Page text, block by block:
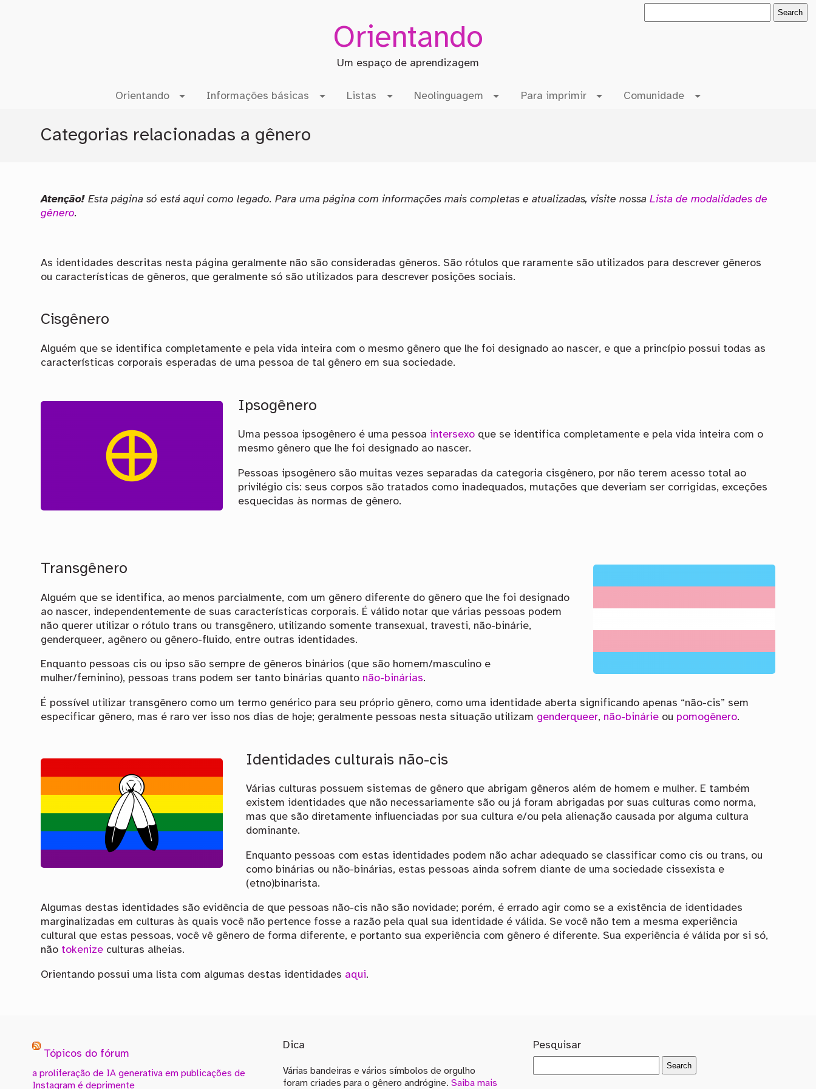
Orientando
Um espaço de aprendizagem
Orientando Informações básicas Listas Neolinguagem Para imprimir Comunidade
Categorias relacionadas a gênero
Atenção!Esta página só está aqui como legado. Para uma página com informações mais completas e atualizadas, visite nossaLista de modalidades de
gênero.
As identidades descritas nesta página geralmente não são consideradas gêneros. São rótulos que raramente são utilizados para descrever gêneros
ou características de gêneros, que geralmente só são utilizados para descrever posições sociais.
Cisgênero
Alguém que se identifica completamente e pela vida inteira com o mesmo gênero que lhe foi designado ao nascer, e que a princípio possui todas as
características corporais esperadas de uma pessoa de tal gênero em sua sociedade.
Ipsogênero
Uma pessoa ipsogênero é uma pessoa intersexo que se identifica completamente e pela vida inteira com o
mesmo gênero que lhe foi designado ao nascer.
Pessoas ipsogênero são muitas vezes separadas da categoria cisgênero, por não terem acesso total ao
privilégio cis: seus corpos são tratados como inadequados, mutações que deveriam ser corrigidas, exceções
esquecidas às normas de gênero.
Transgênero
Alguém que se identifica, ao menos parcialmente, com um gênero diferente do gênero que lhe foi designado
ao nascer, independentemente de suas características corporais. É válido notar que várias pessoas podem
não querer utilizar o rótulo trans ou transgênero, utilizando somente transexual, travesti, não-binárie,
genderqueer, agênero ou gênero-fluido, entre outras identidades.
Enquanto pessoas cis ou ipso são sempre de gêneros binários (que são homem/masculino e
mulher/feminino), pessoas trans podem ser tanto binárias quanto não-binárias.
É possível utilizar transgênero como um termo genérico para seu próprio gênero, como uma identidade aberta significando apenas “não-cis” sem
especificar gênero, mas é raro ver isso nos dias de hoje; geralmente pessoas nesta situação utilizam genderqueer, não-binárie ou pomogênero.
Identidades culturais não-cis
Várias culturas possuem sistemas de gênero que abrigam gêneros além de homem e mulher. E também
existem identidades que não necessariamente são ou já foram abrigadas por suas culturas como norma,
mas que são diretamente influenciadas por sua cultura e/ou pela alienação causada por alguma cultura
dominante.
Enquanto pessoas com estas identidades podem não achar adequado se classificar como cis ou trans, ou
como binárias ou não-binárias, estas pessoas ainda sofrem diante de uma sociedade cissexista e
(etno)binarista.
Algumas destas identidades são evidência de que pessoas não-cis não são novidade; porém, é errado agir como se a existência de identidades
marginalizadas em culturas às quais você não pertence fosse a razão pela qual sua identidade é válida. Se você não tem a mesma experiência
cultural que estas pessoas, você vê gênero de forma diferente, e portanto sua experiência com gênero é diferente. Sua experiência é válida por si só,
não tokenize culturas alheias.
Orientando possui uma lista com algumas destas identidades aqui.
Tópicos do fórum
a proliferação de IA generativa em publicações de
Instagram é deprimente
Dica
Várias bandeiras e vários símbolos de orgulho
foram criades para o gênero andrógine. Saiba mais
Pesquisar